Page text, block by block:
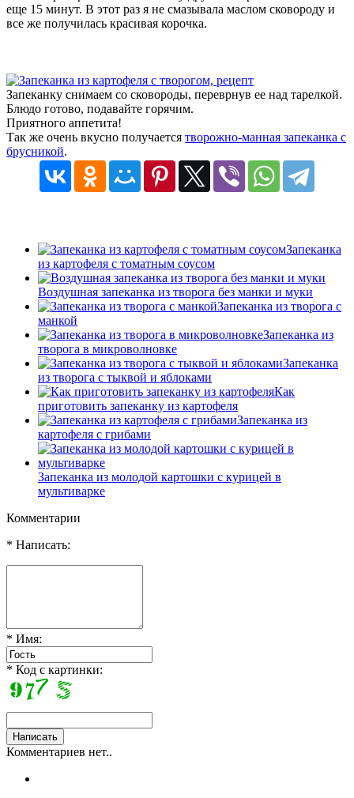
еще 15 минут. В этот раз я не смазывала маслом сковороду и
все же получилась красивая корочка.
Запеканку снимаем со сковороды, переврнув ее над тарелкой.
Блюдо готово, подавайте горячим.
Приятного аппетита!
Так же очень вкусно получается творожно-манная запеканка с
брусникой.
Запеканка
из картофеля с томатным соусом
Воздушная запеканка из творога без манки и муки
Запеканка из творога с
манкой
Запеканка из
творога в микроволновке
Запеканка
из творога с тыквой и яблоками
Как
приготовить запеканку из картофеля
Запеканка из
картофеля с грибами
Запеканка из молодой картошки с курицей в
мультиварке
Комментарии
* Написать:
* Имя:
* Код с картинки:
Комментариев нет..